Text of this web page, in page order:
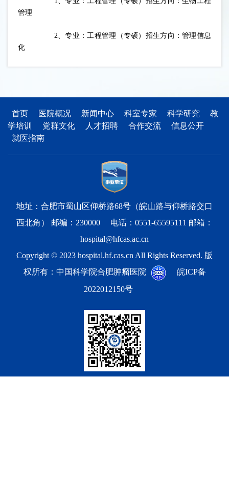
管理
2、专业：工程管理（专硕）招生方向：管理信息
化
首页 医院概况 新闻中心 科室专家 科学研究
教
学培训
党群文化 人才招聘 合作交流
信息公开
就医指南
地址：合肥市蜀山区仰桥路68号（皖山路与仰桥路交口
西北角） 邮编：230000 电话：0551-65595111 邮箱：
hospital@hfcas.ac.cn
Copyright © 2023 hospital.hf.cas.cn All Rights Reserved. 版
权所有：中国科学院合肥肿瘤医院
皖ICP备
2022012150号